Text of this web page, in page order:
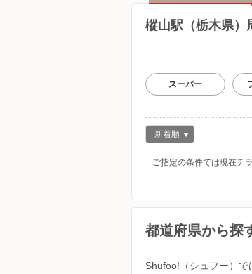
樅山駅（栃木県）
スーパー
新着順
ご指定の条件では現在チ
都道府県から探
Shufoo!（シュフー）